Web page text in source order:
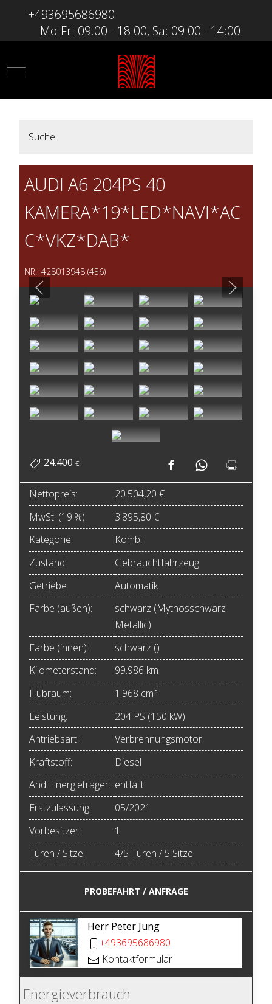
+493695686980
Mo-Fr: 09.00 - 18.00, Sa: 09:00 - 14:00
Mobile Menu Toggle
Suche
AUDI A6 204PS 40
KAMERA*19*LED*NAVI*AC
C*VKZ*DAB*
NR.: 428013948 (436)
24.400 €
Nettopreis:
20.504,20 €
MwSt. (19.%)
3.895,80 €
Kategorie:
Kombi
Zustand:
Gebrauchtfahrzeug
Getriebe:
Automatik
Farbe (außen):
schwarz (Mythosschwarz
Metallic)
Farbe (innen):
schwarz ()
Kilometerstand:
99.986 km
Hubraum:
1.968 cm3
Leistung:
204 PS (150 kW)
Antriebsart:
Verbrennungsmotor
Kraftstoff:
Diesel
And. Energieträger: entfällt
Erstzulassung:
05/2021
Vorbesitzer:
1
Türen / Sitze:
4/5 Türen / 5 Sitze
PROBEFAHRT / ANFRAGE
Herr Peter Jung
+493695686980
Kontaktformular
Energieverbrauch